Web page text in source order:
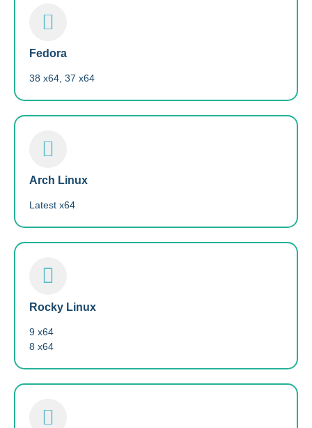
Fedora
38 x64, 37 x64
Arch Linux
Latest x64
Rocky Linux
9 x64
8 x64